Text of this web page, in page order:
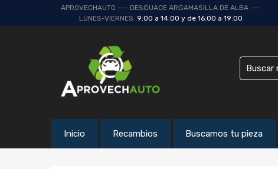
APROVECHAUTO --- DESGUACE ARGAMASILLA DE ALBA ---
LUNES-VIERNES: 9:00 a 14:00 y de 16:00 a 19:00
Inicio Recambios Buscamos tu pieza